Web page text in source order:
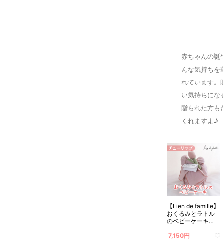
赤ちゃんの誕
んな気持ちを
れています。
い気持ちにな
贈られた方も
くれますよ♪
【Lien de famille】
おくるみとラトル
のベビーケーキ
ンク）
7,150円